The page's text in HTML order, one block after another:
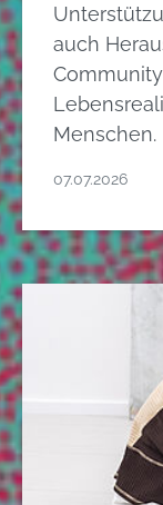
auch
Menschen.
07.07.2026